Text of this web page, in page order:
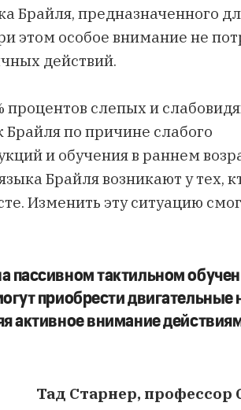
Брайля, предназначенного
этом особое внимание не
действий.
процентов слепых и
Брайля по причине слабого
и обучения в раннем
Брайля возникают у тех,
Изменить эту ситуацию
пассивном тактильном
приобрести двигательные
активное внимание
Тад Старнер, профессор